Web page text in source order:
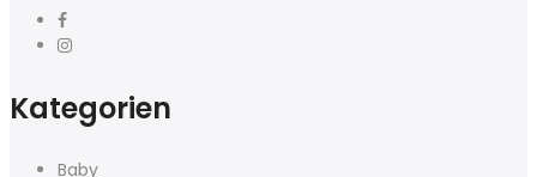
Kategorien
Baby